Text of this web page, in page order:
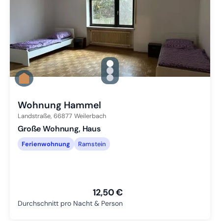
gallery.slide_selector
Zu Slide 1 wechseln
Zu Slide 2 wechseln
Zu Slide 3 wechseln
Wohnung Hammel
Landstraße, 66877 Weilerbach
Große Wohnung, Haus
Ferienwohnung Ramstein
12,50 €
Durchschnitt pro Nacht & Person